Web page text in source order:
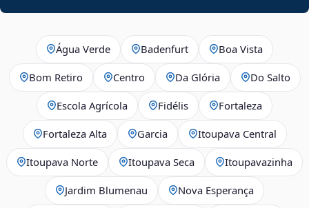
Água Verde Badenfurt Boa Vista
Bom Retiro Centro Da Glória Do Salto
Escola Agrícola Fidélis Fortaleza
Fortaleza Alta Garcia Itoupava Central
Itoupava Norte Itoupava Seca Itoupavazinha
Jardim Blumenau Nova Esperança